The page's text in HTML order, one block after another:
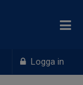
Logga in